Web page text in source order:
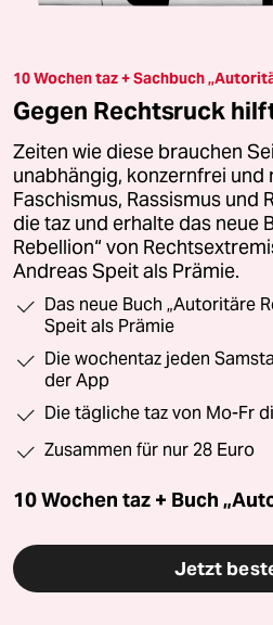
10 Wochen taz + Sachbuch
Gegen Rechtsruck
Zeiten wie diese brauchen
unabhängig, konzernfrei und
Faschismus, Rassismus und
die taz und erhalte das neue
Rebellion“ von
Andreas Speit als Prämie.
Das neue Buch „Autoritäre
Speit als Prämie
Die wochentaz jeden
der App
Die tägliche taz von Mo-Fr
Zusammen für nur 28 Euro
10 Wochen taz + Buch
Jetzt